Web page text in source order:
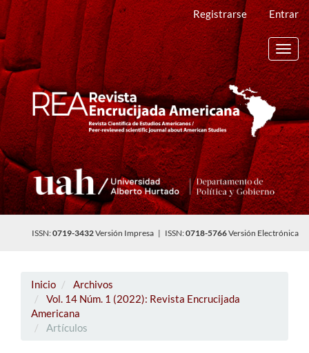
Navegación
principal
Contenido
principal
Barra
lateral
Registrarse Entrar
ISSN:0719-3432Versión Impresa | ISSN:0718-5766Versión Electrónica
Inicio
Archivos
Vol. 14 Núm. 1 (2022): Revista Encrucijada
Americana
Artículos